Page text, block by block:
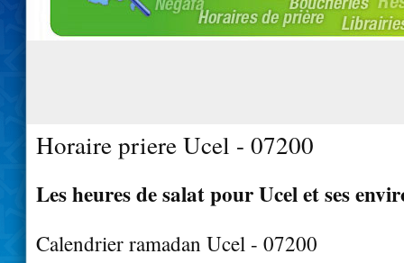
Horaire priere Ucel - 07200
Les heures de salat pour Ucel et ses
Calendrier ramadan Ucel - 07200